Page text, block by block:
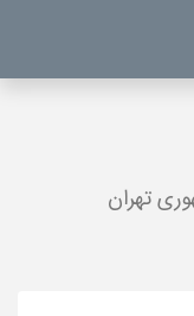
تهران